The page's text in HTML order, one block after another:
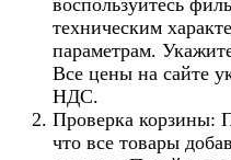
воспользуйтесь
техническим
параметрам.
Все цены на сайте
НДС.
Проверка корзины:
что все товары